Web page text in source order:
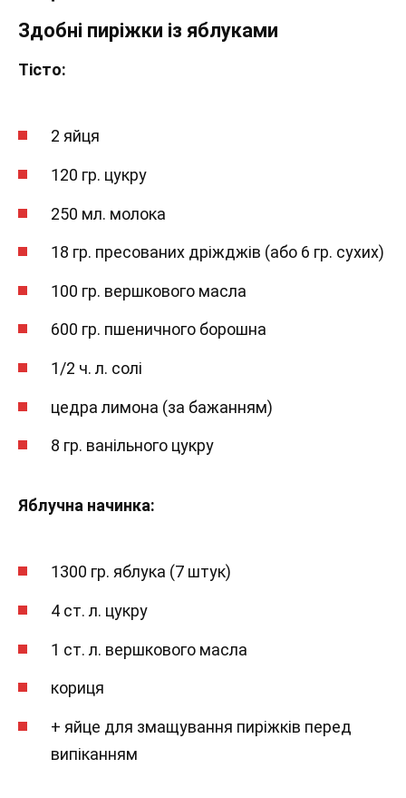
Здобні пиріжки із яблуками
Тісто:
2 яйця
120 гр. цукру
250 мл. молока
18 гр. пресованих дріжджів (або 6 гр. сухих)
100 гр. вершкового масла
600 гр. пшеничного борошна
1/2 ч. л. солі
цедра лимона (за бажанням)
8 гр. ванільного цукру
Яблучна начинка:
1300 гр. яблука (7 штук)
4 ст. л. цукру
1 ст. л. вершкового масла
кориця
+ яйце для змащування пиріжків перед
випіканням